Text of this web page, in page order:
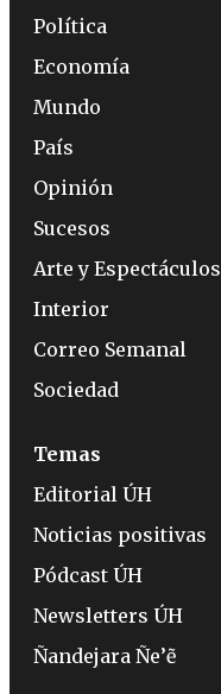
Política
Economía
Mundo
País
Opinión
Sucesos
Arte y Espectáculos
Interior
Correo Semanal
Sociedad
Temas
Editorial ÚH
Noticias positivas
Pódcast ÚH
Newsletters ÚH
Ñandejara Ñe’ẽ